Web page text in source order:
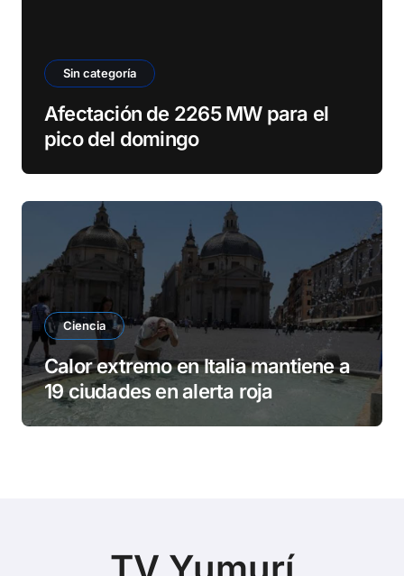
Sin categoría
Afectación de 2265 MW para el
pico del domingo
Ciencia
Calor extremo en Italia mantiene a
19 ciudades en alerta roja